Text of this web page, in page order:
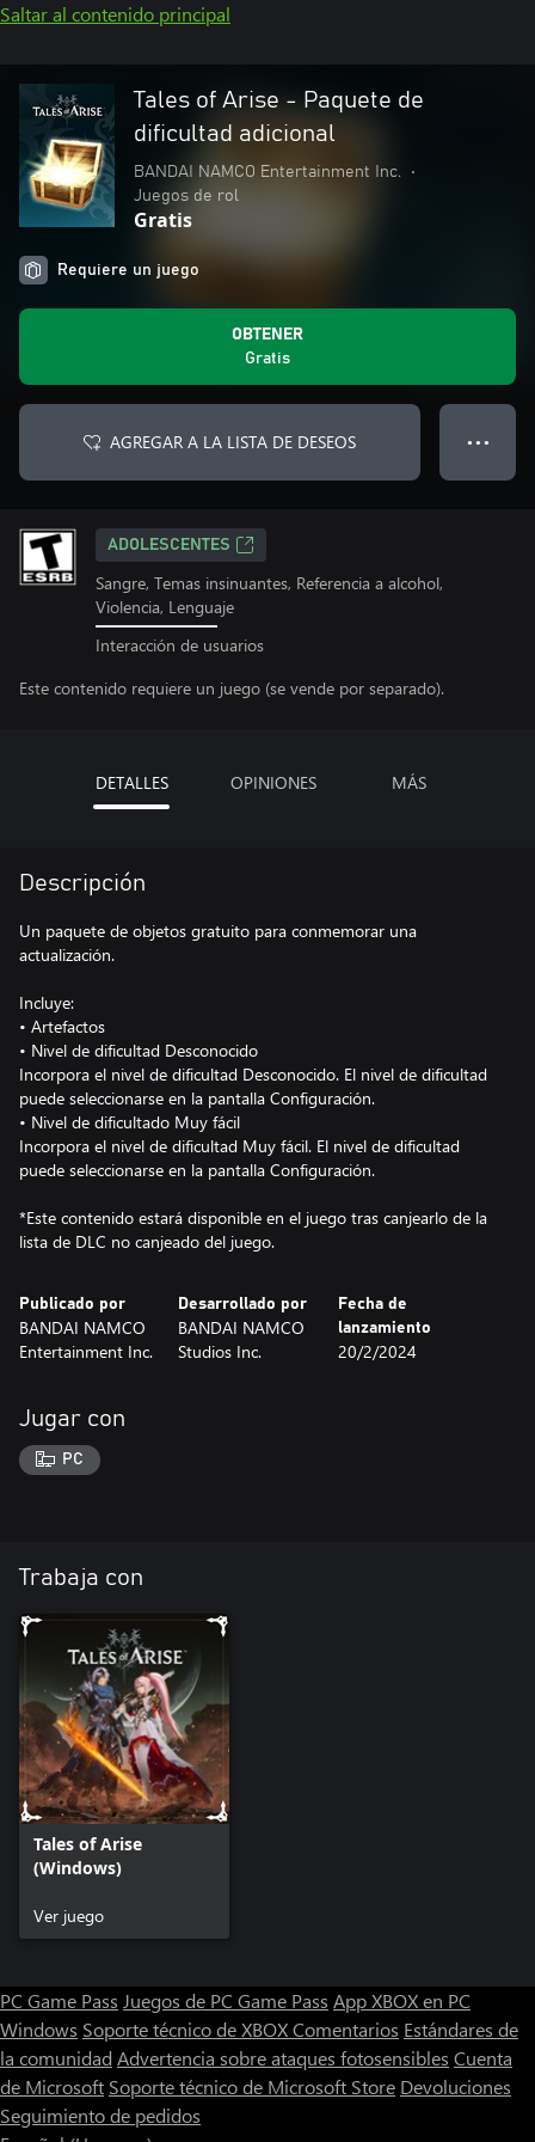
Saltar al contenido principal
Tales of Arise - Paquete de
dificultad adicional
BANDAI NAMCO Entertainment Inc.
•
Juegos de rol
Gratis
Requiere un juego
OBTENER
Gratis
AGREGAR A LA LISTA DE DESEOS ● ● ●
ADOLESCENTES
Sangre, Temas insinuantes, Referencia a alcohol,
Violencia, Lenguaje
Interacción de usuarios
Este contenido requiere un juego (se vende por separado).
DETALLES OPINIONES MÁS
Descripción
Un paquete de objetos gratuito para conmemorar una
actualización.
Incluye:
• Artefactos
• Nivel de dificultad Desconocido
Incorpora el nivel de dificultad Desconocido. El nivel de dificultad
puede seleccionarse en la pantalla Configuración.
• Nivel de dificultado Muy fácil
Incorpora el nivel de dificultad Muy fácil. El nivel de dificultad
puede seleccionarse en la pantalla Configuración.
*Este contenido estará disponible en el juego tras canjearlo de la
lista de DLC no canjeado del juego.
Publicado por
BANDAI NAMCO
Entertainment Inc.
Desarrollado por
BANDAI NAMCO
Studios Inc.
Fecha de
lanzamiento
20/2/2024
Jugar con
PC
Trabaja con
Tales of Arise
(Windows)
Ver juego
PC Game Pass Juegos de PC Game Pass App XBOX en PC
Windows Soporte técnico de XBOXComentarios Estándares de
la comunidad Advertencia sobre ataques fotosensibles Cuenta
de Microsoft Soporte técnico de Microsoft Store Devoluciones
Seguimiento de pedidos